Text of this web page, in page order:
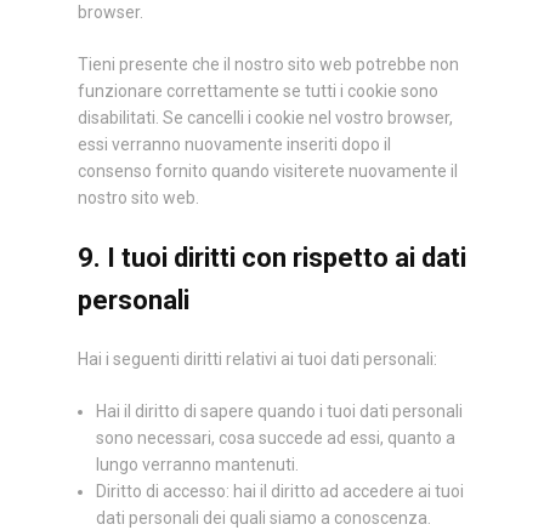
browser.
Tieni presente che il nostro sito web potrebbe non
funzionare correttamente se tutti i cookie sono
disabilitati. Se cancelli i cookie nel vostro browser,
essi verranno nuovamente inseriti dopo il
consenso fornito quando visiterete nuovamente il
nostro sito web.
9. I tuoi diritti con rispetto ai dati
personali
Hai i seguenti diritti relativi ai tuoi dati personali:
Hai il diritto di sapere quando i tuoi dati personali
sono necessari, cosa succede ad essi, quanto a
lungo verranno mantenuti.
Diritto di accesso: hai il diritto ad accedere ai tuoi
dati personali dei quali siamo a conoscenza.